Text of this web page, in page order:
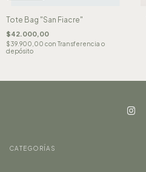
Tote Bag "San Fiacre"
$42.000,00
$39.900,00 con Transferencia o
depósito
CATEGORÍAS